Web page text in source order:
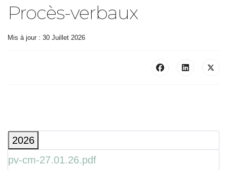
Procès-verbaux
Mis à jour : 30 Juillet 2026
2026
pv-cm-27.01.26.pdf